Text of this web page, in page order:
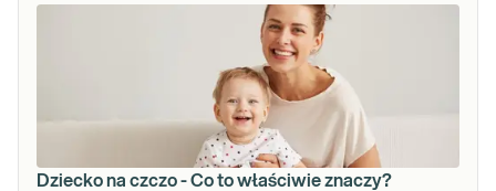
Dziecko na czczo - Co to właściwie znaczy?